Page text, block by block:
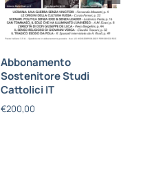
Abbonamento
Sostenitore Studi
Cattolici IT
€200,00